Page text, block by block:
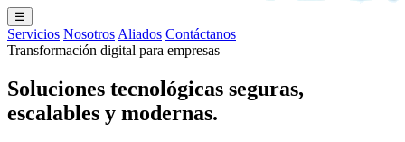
☰
Servicios Nosotros Aliados Contáctanos
Transformación digital para empresas
Soluciones tecnológicas seguras,
escalables y modernas.